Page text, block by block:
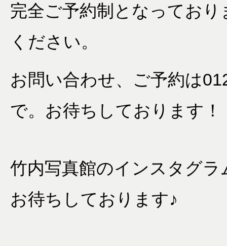
完全ご予約制となってお
ください。
お問い合わせ、ご予約は
で。お待ちしております！
竹内写真館のインスタグ
お待ちしております♪